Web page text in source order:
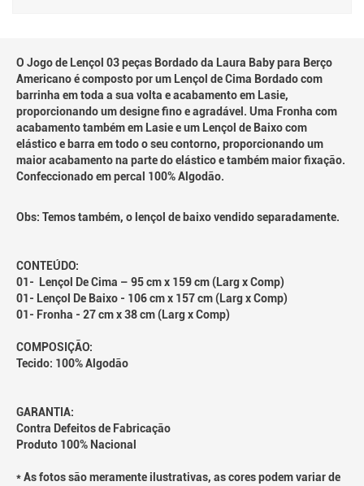
O Jogo de Lençol 03 peças Bordado da Laura Baby para Berço
Americano é composto por um Lençol de Cima Bordado com
barrinha em toda a sua volta e acabamento em Lasie,
proporcionando um designe fino e agradável. Uma Fronha com
acabamento também em Lasie e um Lençol de Baixo com
elástico e barra em todo o seu contorno, proporcionando um
maior acabamento na parte do elástico e também maior fixação.
Confeccionado em percal 100% Algodão.
Obs: Temos também, o lençol de baixo vendido separadamente.
CONTEÚDO:
01- Lençol De Cima – 95 cm x 159 cm (Larg x Comp)
01- Lençol De Baixo - 106 cm x 157 cm (Larg x Comp)
01- Fronha - 27 cm x 38 cm (Larg x Comp)
COMPOSIÇÃO:
Tecido: 100% Algodão
GARANTIA:
Contra Defeitos de Fabricação
Produto 100% Nacional
* As fotos são meramente ilustrativas, as cores podem variar de